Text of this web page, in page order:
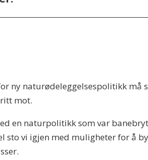
ny naturødeleggelsespolitikk må
mot.
en naturpolitikk som var
sto vi igjen med muligheter for å